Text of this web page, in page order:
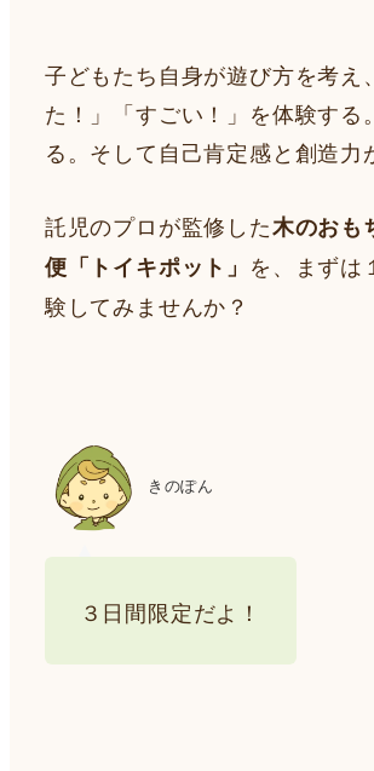
子どもたち自身が遊び方を考え
た！」「すごい！」を体験する
る。そして自己肯定感と創造力
託児のプロが監修した木のおも
便「トイキポット」 を、まずは
験してみませんか？
きのぽん
３日間限定だよ！